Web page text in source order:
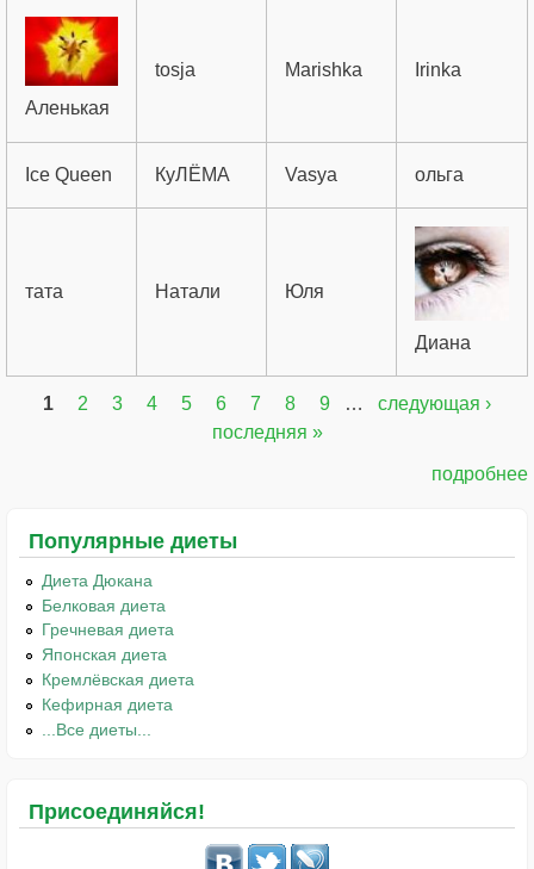
Аленькая
tosja Marishka Irinka
Ice Queen КуЛЁМА Vasya ольга
тата Натали Юля
Диана
1 2 3 4 5 6 7 8 9 …
следующая ›
последняя »
подробнее
Популярные диеты
Диета Дюкана
Белковая диета
Гречневая диета
Японская диета
Кремлёвская диета
Кефирная диета
...Все диеты...
Присоединяйся!